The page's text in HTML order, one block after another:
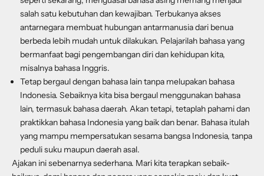
salah satu kebutuhan dan kewajiban. Terbukanya akses
antarnegara membuat hubungan antarmanusia dari benua
berbeda lebih mudah untuk dilakukan. Pelajarilah bahasa yang
bermanfaat bagi pengembangan diri dan kehidupan kita,
misalnya bahasa Inggris.
Tetap bergaul dengan bahasa lain tanpa melupakan bahasa
Indonesia. Sebaiknya kita bisa bergaul menggunakan bahasa
lain, termasuk bahasa daerah. Akan tetapi, tetaplah pahami dan
praktikkan bahasa Indonesia yang baik dan benar. Bahasa itulah
yang mampu mempersatukan sesama bangsa Indonesia, tanpa
peduli suku maupun daerah asal.
Ajakan ini sebenarnya sederhana. Mari kita terapkan sebaik-